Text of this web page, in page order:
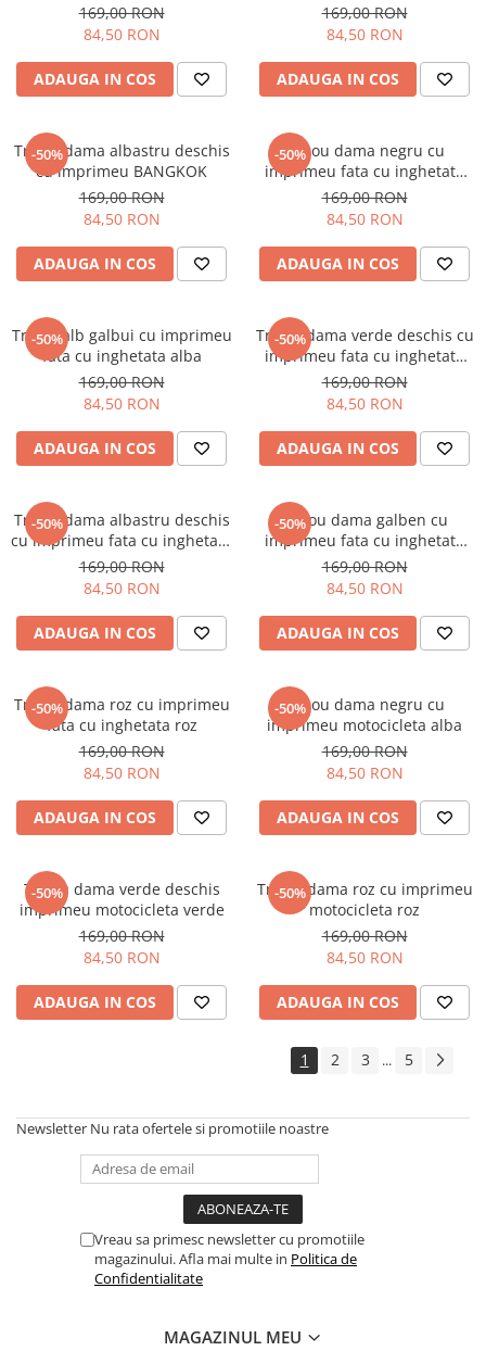
169,00 RON
84,50 RON
ADAUGA IN COS
169,00 RON
84,50 RON
ADAUGA IN COS
-50%
Tricou dama albastru deschis
cu imprimeu BANGKOK
169,00 RON
84,50 RON
ADAUGA IN COS
-50%
Tricou dama negru cu
imprimeu fata cu inghetata
alba
169,00 RON
84,50 RON
ADAUGA IN COS
-50%
Tricou alb galbui cu imprimeu
fata cu inghetata alba
169,00 RON
84,50 RON
ADAUGA IN COS
-50%
Tricou dama verde deschis cu
imprimeu fata cu inghetata
verde
169,00 RON
84,50 RON
ADAUGA IN COS
-50%
Tricou dama albastru deschis
cu imprimeu fata cu inghetata
albastra
169,00 RON
84,50 RON
ADAUGA IN COS
-50%
Tricou dama galben cu
imprimeu fata cu inghetata
galbena
169,00 RON
84,50 RON
ADAUGA IN COS
-50%
Tricou dama roz cu imprimeu
fata cu inghetata roz
169,00 RON
84,50 RON
ADAUGA IN COS
-50%
Tricou dama negru cu
imprimeu motocicleta alba
169,00 RON
84,50 RON
ADAUGA IN COS
-50%
Tricou dama verde deschis
imprimeu motocicleta verde
169,00 RON
84,50 RON
ADAUGA IN COS
-50%
Tricou dama roz cu imprimeu
motocicleta roz
169,00 RON
84,50 RON
ADAUGA IN COS
1 2 3 ... 5
Newsletter Nu rata ofertele si promotiile noastre
Vreau sa primesc newsletter cu promotiile
magazinului. Afla mai multe in Politica de
Confidentialitate
MAGAZINUL MEU